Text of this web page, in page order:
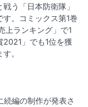
う「日本防衛隊」
。コミックス第1巻
上ランキング」で1
」でも1位を獲
。
続編の制作が発表さ